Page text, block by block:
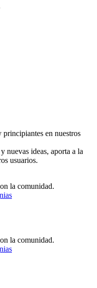
principiantes en nuestros
nuevas ideas, aporta a la
usuarios.
la comunidad.
la comunidad.